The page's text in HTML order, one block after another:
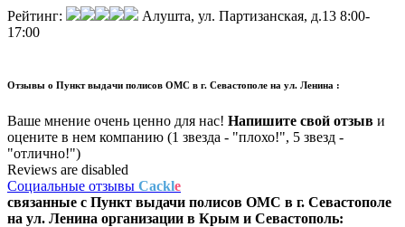
Рейтинг: Алушта, ул. Партизанская, д.13 8:00-
17:00
Отзывы о Пункт выдачи полисов ОМС в г. Севастополе на ул. Ленина :
Ваше мнение очень ценно для нас! Напишите свой отзыв и
оцените в нем компанию (1 звезда - "плохо!", 5 звезд -
"отлично!")
Reviews are disabled
Социальные отзывы Cackle
связанные с Пункт выдачи полисов ОМС в г. Севастополе
на ул. Ленина организации в Крым и Севастополь: